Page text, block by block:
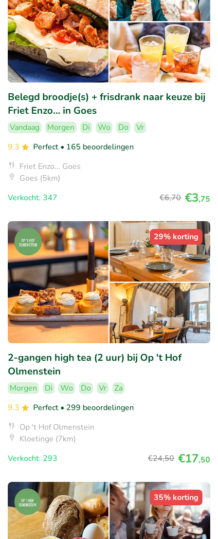
Belegd broodje(s) + frisdrank naar keuze bij
Friet Enzo... in Goes
Vandaag Morgen Di Wo Do
Vr
9.3
Perfect • 165 beoordelingen
Friet Enzo... Goes
Goes (5km)
Verkocht: 347
€6,70 €3,75
29% korting
2-gangen high tea (2 uur) bij Op 't Hof
Olmenstein
Morgen Di Wo Do Vr
Za
9.3
Perfect • 299 beoordelingen
Op 't Hof Olmenstein
Kloetinge (7km)
Verkocht: 293
€24,50 €17,50
35% korting